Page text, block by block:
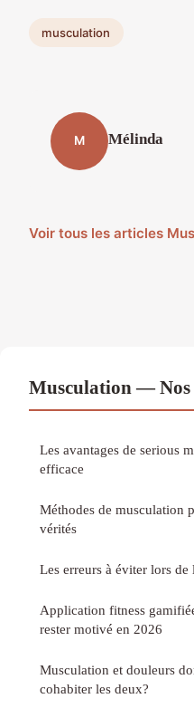
musculation
M Mélinda
Voir tous les articles
Musculation — Nos
Les avantages de serious
efficace
Méthodes de musculation
vérités
Les erreurs à éviter lors
Application fitness
rester motivé en 2026
Musculation et douleurs
cohabiter les deux?